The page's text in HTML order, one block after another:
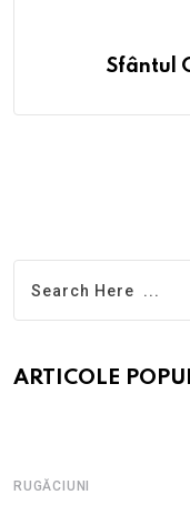
Sfântul
ARTICOLE
RUGĂCIUNI